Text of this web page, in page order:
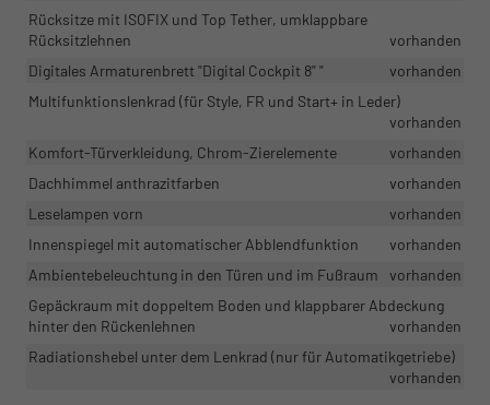
Rücksitze mit ISOFIX und Top Tether, umklappbare
Rücksitzlehnen
vorhanden
Digitales Armaturenbrett "Digital Cockpit 8" "
vorhanden
Multifunktionslenkrad (für Style, FR und Start+ in Leder)
vorhanden
Komfort-Türverkleidung, Chrom-Zierelemente
vorhanden
Dachhimmel anthrazitfarben
vorhanden
Leselampen vorn
vorhanden
Innenspiegel mit automatischer Abblendfunktion
vorhanden
Ambientebeleuchtung in den Türen und im Fußraum
vorhanden
Gepäckraum mit doppeltem Boden und klappbarer Abdeckung
hinter den Rückenlehnen
vorhanden
Radiationshebel unter dem Lenkrad (nur für Automatikgetriebe)
vorhanden